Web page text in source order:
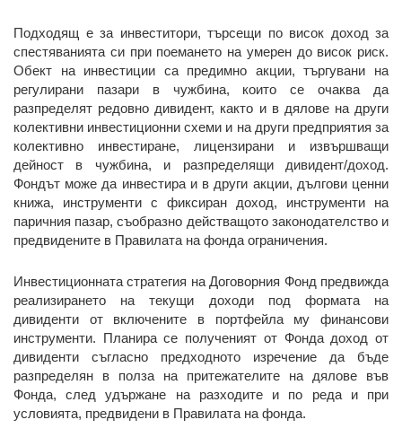
Подходящ е за инвеститори, търсещи по висок доход за
спестяванията си при поемането на умерен до висок риск.
Обект на инвестиции са предимно акции, търгувани на
регулирани пазари в чужбина, които се очаква да
разпределят редовно дивидент, както и в дялове на други
колективни инвестиционни схеми и на други предприятия за
колективно инвестиране, лицензирани и извършващи
дейност в чужбина, и разпределящи дивидент/доход.
Фондът може да инвестира и в други акции, дългови ценни
книжа, инструменти с фиксиран доход, инструменти на
паричния пазар, съобразно действащото законодателство и
предвидените в Правилата на фонда ограничения.
Инвестиционната стратегия на Договорния Фонд предвижда
реализирането на текущи доходи под формата на
дивиденти от включените в портфейла му финансови
инструменти. Планира се полученият от Фонда доход от
дивиденти съгласно предходното изречение да бъде
разпределян в полза на притежателите на дялове във
Фонда, след удържане на разходите и по реда и при
условията, предвидени в Правилата на фонда.